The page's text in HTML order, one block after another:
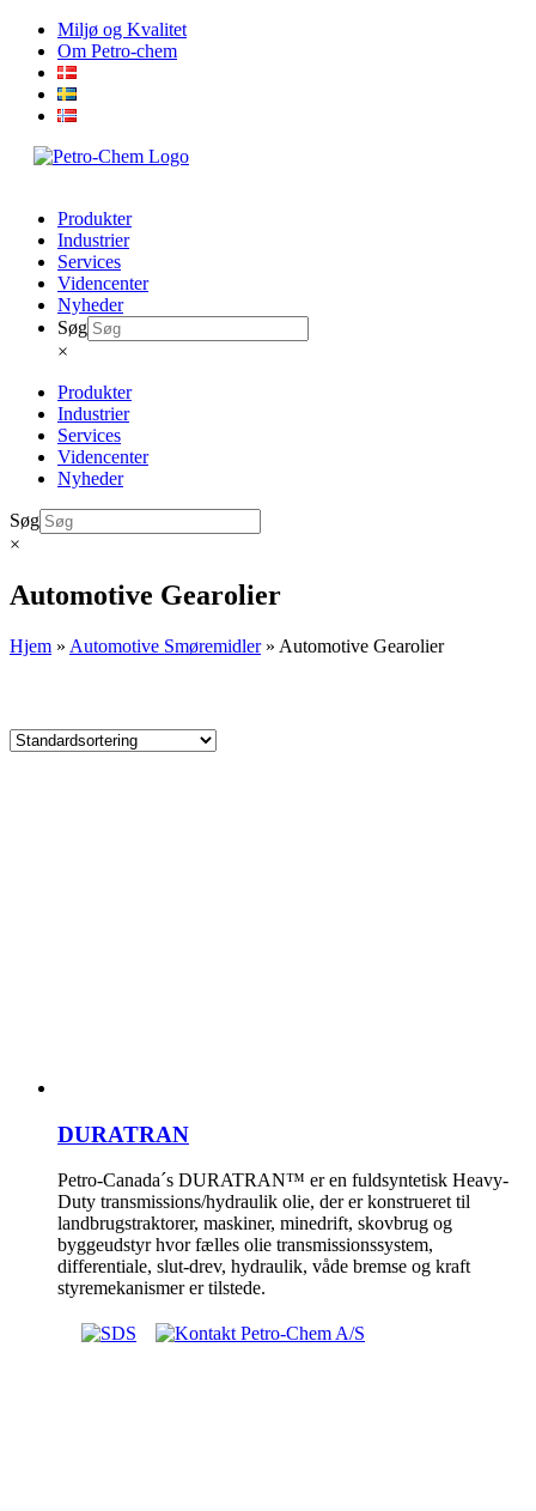
Skip
content
Miljø og Kvalitet
Om Petro-chem
Produkter
Industrier
Services
Videncenter
Nyheder
Søg
×
Produkter
Industrier
Services
Videncenter
Nyheder
Søg
×
Automotive Gearolier
Hjem » Automotive Smøremidler» Automotive Gearolier
DURATRAN
Petro-Canada´s DURATRAN™ er en fuldsyntetisk Heavy-
Duty transmissions/hydraulik olie, der er konstrueret til
landbrugstraktorer, maskiner, minedrift, skovbrug og
byggeudstyr hvor fælles olie transmissionssystem,
differentiale, slut-drev, hydraulik, våde bremse og kraft
styremekanismer er tilstede.